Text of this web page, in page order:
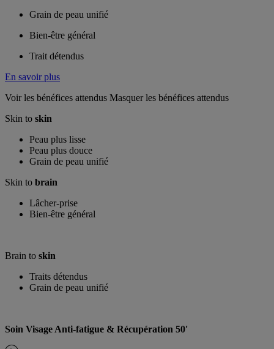
Grain de peau unifié
Bien-être général
Trait détendus
En savoir plus
Voir les bénéfices attendus Masquer les bénéfices attendus
Skin to skin
Peau plus lisse
Peau plus douce
Grain de peau unifié
Skin to brain
Lâcher-prise
Bien-être général
Brain to skin
Traits détendus
Grain de peau unifié
Soin Visage Anti-fatigue & Récupération 50'